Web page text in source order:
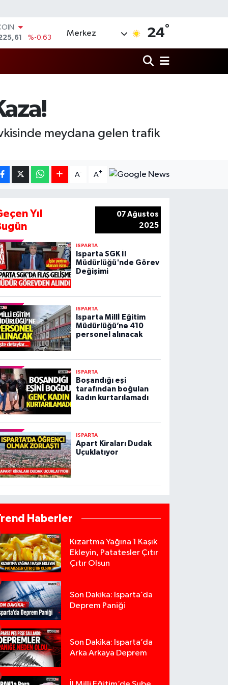
%-0.63
%0.07
ALTIN
%0.45
Merkez 24°
meydana gelen trafik
A- A+
Yıl
07 Ağustos
2025
ISPARTA
Isparta SGK İl
Müdürlüğü'nde Görev
Değişimi
ISPARTA
Isparta Millİ Eğitim
Müdürlüğü’ne 410
personel alınacak
ISPARTA
Boşandığı eşi
tarafından boğulan
kadın kurtarılamadı
ISPARTA
Apart Kiraları Dudak
Uçuklatıyor
Haberler
Kızartma Yağına 1 Kaşık
Ekleyin, Patatesler Çıtır
Çıtır Olsun
Son Dakika: Isparta’da
Deprem Paniği
Son Dakika: Isparta’da
Arka Arkaya Deprem